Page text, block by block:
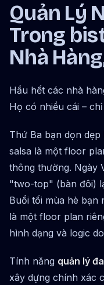
Quản Lý
Trong
Nhà
Hầu hết các nhà
Họ có nhiều cái –
Thứ Ba bạn dọn
salsa là một floor
thông thường. Ngày
"two-top" (bàn đôi)
Buổi tối mùa hè bạn
là một floor plan
hình dạng và logic
Tính năng quản lý
xây dựng chính xác